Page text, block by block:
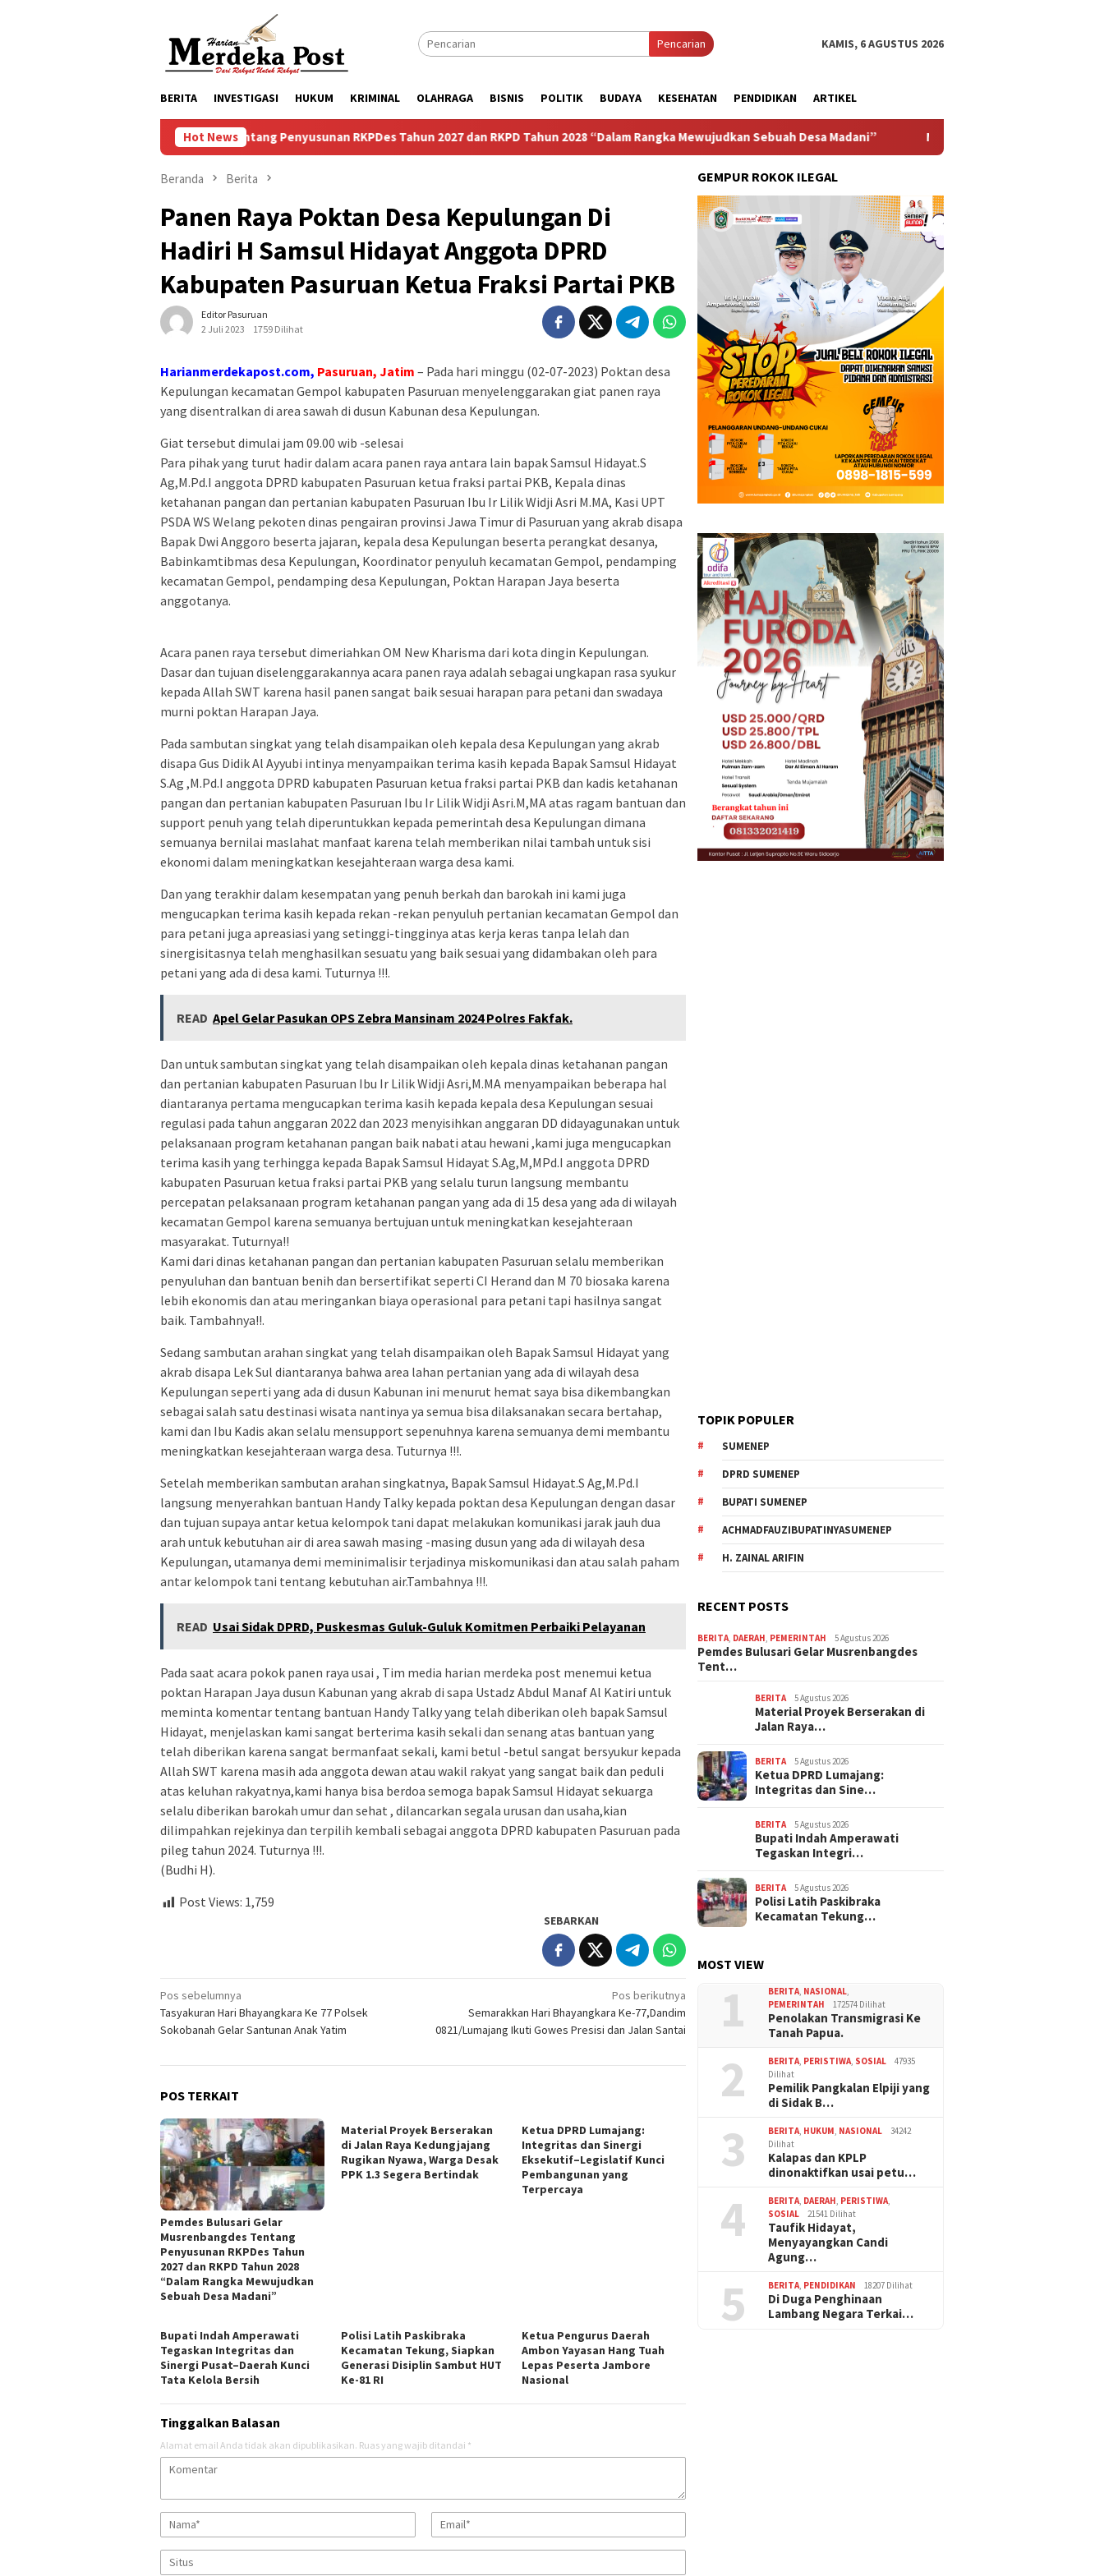
Pencarian KAMIS, 6 AGUSTUS 2026
BERITA INVESTIGASI HUKUM KRIMINAL OLAHRAGA BISNIS POLITIK BUDAYA KESEHATAN PENDIDIKAN ARTIKEL
Hot News
Gelar Musrenbangdes Tentang Penyusunan RKPDes Tahun 2027 dan RKPD Tahun 2028 “Dalam Rangka Mewujudkan Sebuah Desa Madani” Material Proyek Berserakan di Jalan Raya
Beranda Berita
Panen Raya Poktan Desa Kepulungan Di
Hadiri H Samsul Hidayat Anggota DPRD
Kabupaten Pasuruan Ketua Fraksi Partai PKB
Editor Pasuruan
2 Juli 2023
1759 Dilihat
Harianmerdekapost.com, Pasuruan, Jatim – Pada hari minggu (02-07-2023) Poktan desa
Kepulungan kecamatan Gempol kabupaten Pasuruan menyelenggarakan giat panen raya
yang disentralkan di area sawah di dusun Kabunan desa Kepulungan.
Giat tersebut dimulai jam 09.00 wib -selesai
Para pihak yang turut hadir dalam acara panen raya antara lain bapak Samsul Hidayat.S
Ag,M.Pd.I anggota DPRD kabupaten Pasuruan ketua fraksi partai PKB, Kepala dinas
ketahanan pangan dan pertanian kabupaten Pasuruan Ibu Ir Lilik Widji Asri M.MA, Kasi UPT
PSDA WS Welang pekoten dinas pengairan provinsi Jawa Timur di Pasuruan yang akrab disapa
Bapak Dwi Anggoro beserta jajaran, kepala desa Kepulungan beserta perangkat desanya,
Babinkamtibmas desa Kepulungan, Koordinator penyuluh kecamatan Gempol, pendamping
kecamatan Gempol, pendamping desa Kepulungan, Poktan Harapan Jaya beserta
anggotanya.
Acara panen raya tersebut dimeriahkan OM New Kharisma dari kota dingin Kepulungan.
Dasar dan tujuan diselenggarakannya acara panen raya adalah sebagai ungkapan rasa syukur
kepada Allah SWT karena hasil panen sangat baik sesuai harapan para petani dan swadaya
murni poktan Harapan Jaya.
Pada sambutan singkat yang telah disampaikan oleh kepala desa Kepulungan yang akrab
disapa Gus Didik Al Ayyubi intinya menyampaikan terima kasih kepada Bapak Samsul Hidayat
S.Ag ,M.Pd.I anggota DPRD kabupaten Pasuruan ketua fraksi partai PKB dan kadis ketahanan
pangan dan pertanian kabupaten Pasuruan Ibu Ir Lilik Widji Asri.M,MA atas ragam bantuan dan
support penuh yang telah diperuntukkan kepada pemerintah desa Kepulungan dimana
semuanya bernilai maslahat manfaat karena telah memberikan nilai tambah untuk sisi
ekonomi dalam meningkatkan kesejahteraan warga desa kami.
Dan yang terakhir dalam kesempatan yang penuh berkah dan barokah ini kami juga
mengucapkan terima kasih kepada rekan -rekan penyuluh pertanian kecamatan Gempol dan
para petani juga apreasiasi yang setinggi-tingginya atas kerja keras tanpa lelah dan
sinergisitasnya telah menghasilkan sesuatu yang baik sesuai yang didambakan oleh para
petani yang ada di desa kami. Tuturnya !!!.
READ Apel Gelar Pasukan OPS Zebra Mansinam 2024 Polres Fakfak.
Dan untuk sambutan singkat yang telah disampaikan oleh kepala dinas ketahanan pangan
dan pertanian kabupaten Pasuruan Ibu Ir Lilik Widji Asri,M.MA menyampaikan beberapa hal
diantaranya pertama mengucapkan terima kasih kepada kepala desa Kepulungan sesuai
regulasi pada tahun anggaran 2022 dan 2023 menyisihkan anggaran DD didayagunakan untuk
pelaksanaan program ketahanan pangan baik nabati atau hewani ,kami juga mengucapkan
terima kasih yang terhingga kepada Bapak Samsul Hidayat S.Ag,M,MPd.I anggota DPRD
kabupaten Pasuruan ketua fraksi partai PKB yang selalu turun langsung membantu
percepatan pelaksanaan program ketahanan pangan yang ada di 15 desa yang ada di wilayah
kecamatan Gempol karena semuanya bertujuan untuk meningkatkan kesejahteraan
masyarakat. Tuturnya!!
Kami dari dinas ketahanan pangan dan pertanian kabupaten Pasuruan selalu memberikan
penyuluhan dan bantuan benih dan bersertifikat seperti CI Herand dan M 70 biosaka karena
lebih ekonomis dan atau meringankan biaya operasional para petani tapi hasilnya sangat
baik. Tambahnya!!.
Sedang sambutan arahan singkat yang telah disampaikan oleh Bapak Samsul Hidayat yang
akrab disapa Lek Sul diantaranya bahwa area lahan pertanian yang ada di wilayah desa
Kepulungan seperti yang ada di dusun Kabunan ini menurut hemat saya bisa dikembangkan
sebagai salah satu destinasi wisata nantinya ya semua bisa dilaksanakan secara bertahap,
kami dan Ibu Kadis akan selalu mensupport sepenuhnya karena semuanya demi membantu
meningkatkan kesejahteraan warga desa. Tuturnya !!!.
Setelah memberikan sambutan arahan singkatnya, Bapak Samsul Hidayat.S Ag,M.Pd.I
langsung menyerahkan bantuan Handy Talky kepada poktan desa Kepulungan dengan dasar
dan tujuan supaya antar ketua kelompok tani dapat melakukan komunikasi jarak jauh dua
arah untuk kebutuhan air di area sawah masing -masing dusun yang ada di wilayah desa
Kepulungan, utamanya demi meminimalisir terjadinya miskomunikasi dan atau salah paham
antar kelompok tani tentang kebutuhan air.Tambahnya !!!.
READ Usai Sidak DPRD, Puskesmas Guluk-Guluk Komitmen Perbaiki Pelayanan
Pada saat acara pokok panen raya usai , Tim media harian merdeka post menemui ketua
poktan Harapan Jaya dusun Kabunan yang akrab di sapa Ustadz Abdul Manaf Al Katiri untuk
meminta komentar tentang bantuan Handy Talky yang telah diberikan oleh bapak Samsul
Hidayat, menjelaskan kami sangat berterima kasih sekali dan senang atas bantuan yang
telah diberikan karena sangat bermanfaat sekali, kami betul -betul sangat bersyukur kepada
Allah SWT karena masih ada anggota dewan atau wakil rakyat yang sangat baik dan peduli
atas keluhan rakyatnya,kami hanya bisa berdoa semoga bapak Samsul Hidayat sekuarga
selalu diberikan barokah umur dan sehat , dilancarkan segala urusan dan usaha,kian
dilimpahkan rejekinya dan terpilih kembali sebagai anggota DPRD kabupaten Pasuruan pada
pileg tahun 2024. Tuturnya !!!.
(Budhi H).
Post Views: 1,759
SEBARKAN
Navigasi
pos
Pos sebelumnya
Tasyakuran Hari Bhayangkara Ke 77 Polsek
Sokobanah Gelar Santunan Anak Yatim
Pos berikutnya
Semarakkan Hari Bhayangkara Ke-77,Dandim
0821/Lumajang Ikuti Gowes Presisi dan Jalan Santai
POS TERKAIT
Pemdes Bulusari Gelar
Musrenbangdes Tentang
Penyusunan RKPDes Tahun
2027 dan RKPD Tahun 2028
“Dalam Rangka Mewujudkan
Sebuah Desa Madani”
Material Proyek Berserakan
di Jalan Raya Kedungjajang
Rugikan Nyawa, Warga Desak
PPK 1.3 Segera Bertindak
Ketua DPRD Lumajang:
Integritas dan Sinergi
Eksekutif–Legislatif Kunci
Pembangunan yang
Terpercaya
Bupati Indah Amperawati
Tegaskan Integritas dan
Sinergi Pusat–Daerah Kunci
Tata Kelola Bersih
Polisi Latih Paskibraka
Kecamatan Tekung, Siapkan
Generasi Disiplin Sambut HUT
Ke-81 RI
Ketua Pengurus Daerah
Ambon Yayasan Hang Tuah
Lepas Peserta Jambore
Nasional
Tinggalkan Balasan
Alamat email Anda tidak akan dipublikasikan. Ruas yang wajib ditandai *
GEMPUR ROKOK ILEGAL
TOPIK POPULER
SUMENEP
DPRD SUMENEP
BUPATI SUMENEP
ACHMADFAUZIBUPATINYASUMENEP
H. ZAINAL ARIFIN
RECENT POSTS
BERITA, DAERAH, PEMERINTAH 5 Agustus 2026
Pemdes Bulusari Gelar Musrenbangdes
Tent…
BERITA 5 Agustus 2026
Material Proyek Berserakan di
Jalan Raya…
BERITA 5 Agustus 2026
Ketua DPRD Lumajang:
Integritas dan Sine…
BERITA 5 Agustus 2026
Bupati Indah Amperawati
Tegaskan Integri…
BERITA 5 Agustus 2026
Polisi Latih Paskibraka
Kecamatan Tekung…
MOST VIEW
1 BERITA, NASIONAL,
PEMERINTAH
172574 Dilihat
Penolakan Transmigrasi Ke
Tanah Papua.
2 BERITA, PERISTIWA, SOSIAL
47935
Dilihat
Pemilik Pangkalan Elpiji yang
di Sidak B…
3 BERITA, HUKUM, NASIONAL
34242
Dilihat
Kalapas dan KPLP
dinonaktifkan usai petu…
4 BERITA, DAERAH, PERISTIWA,
SOSIAL
21541 Dilihat
Taufik Hidayat,
Menyayangkan Candi
Agung…
5 BERITA, PENDIDIKAN 18207 Dilihat
Di Duga Penghinaan
Lambang Negara Terkai…